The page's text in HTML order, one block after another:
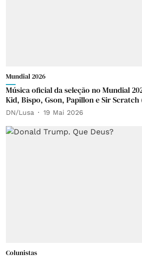
Mundial 2026
Música oficial da seleção no Mundial
Kid, Bispo, Gson, Papillon e Sir
DN/Lusa 19 Mai 2026
Colunistas